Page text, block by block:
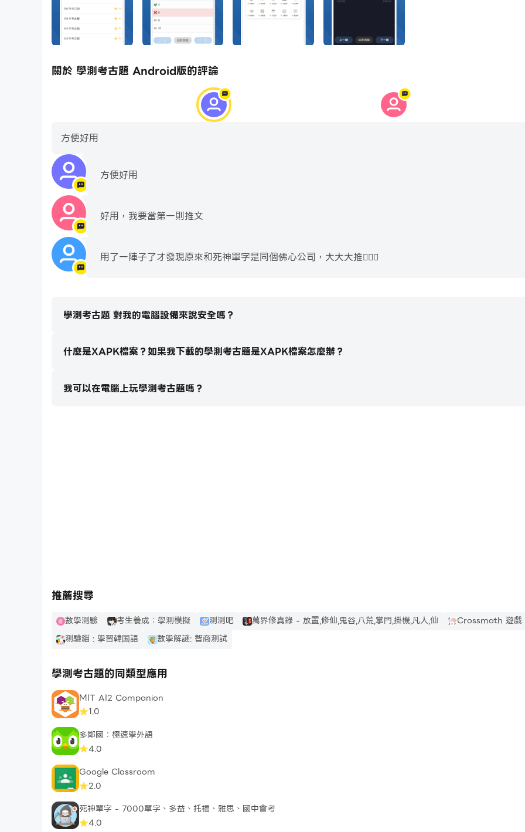
● 可依照自己的喜好設計外觀
關於 學測考古題 Android版的評論
方便好用
方便好用
好用，我要當第一則推文
用了一陣子了才發現原來和死神單字是同個佛心公司，大大大推🙇🏻‍♂️
學測考古題 對我的電腦設備來說安全嗎？
什麼是XAPK檔案？如果我下載的學測考古題是XAPK檔案怎麼辦？
我可以在電腦上玩學測考古題嗎？
推薦搜尋
數學測驗 考生養成：學測模擬 測測吧 萬界修真錄 - 放置,修仙,鬼谷,八荒,掌門,掛機,凡人,仙
Crossmath 遊戲
測驗貓 : 學習韓国語
數學解謎: 智商測試
學測考古題的同類型應用
MIT AI2 Companion
1.0
多鄰國：極速學外語
4.0
Google Classroom
2.0
死神單字 - 7000單字、多益、托福、雅思、國中會考
4.0